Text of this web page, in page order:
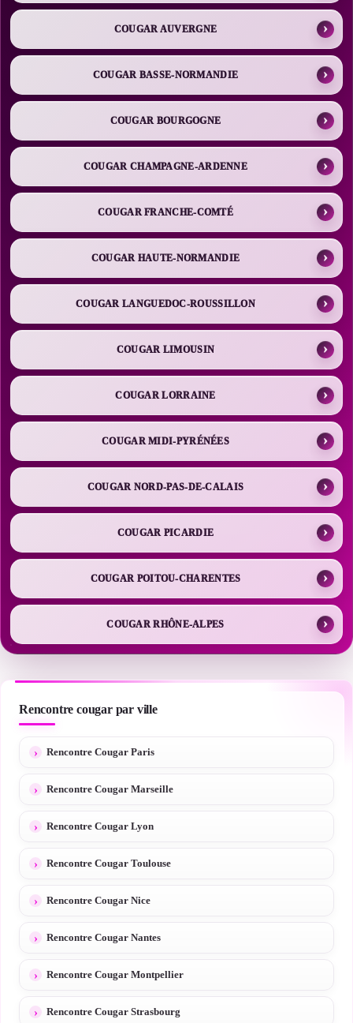
COUGAR AUVERGNE
COUGAR BASSE-NORMANDIE
COUGAR BOURGOGNE
COUGAR CHAMPAGNE-ARDENNE
COUGAR FRANCHE-COMTÉ
COUGAR HAUTE-NORMANDIE
COUGAR LANGUEDOC-ROUSSILLON
COUGAR LIMOUSIN
COUGAR LORRAINE
COUGAR MIDI-PYRÉNÉES
COUGAR NORD-PAS-DE-CALAIS
COUGAR PICARDIE
COUGAR POITOU-CHARENTES
COUGAR RHÔNE-ALPES
Rencontre cougar par ville
Rencontre Cougar Paris
Rencontre Cougar Marseille
Rencontre Cougar Lyon
Rencontre Cougar Toulouse
Rencontre Cougar Nice
Rencontre Cougar Nantes
Rencontre Cougar Montpellier
Rencontre Cougar Strasbourg